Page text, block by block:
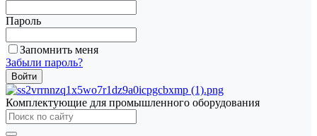
Пароль
Запомнить меня
Забыли пароль?
Комплектующие для промышленного оборудования